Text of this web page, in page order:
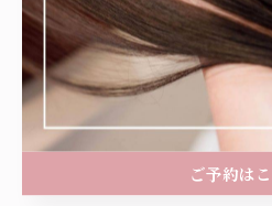
#下山門美容室 #西区美容室
美容室 #下山門サロン #西区サ
ッドスパ #美髪 #艶髪
ご予約は